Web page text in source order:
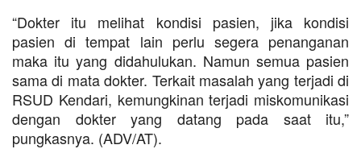
“Dokter itu melihat kondisi pasien, jika kondisi
pasien di tempat lain perlu segera penanganan
maka itu yang didahulukan. Namun semua pasien
sama di mata dokter. Terkait masalah yang terjadi di
RSUD Kendari, kemungkinan terjadi miskomunikasi
dengan dokter yang datang pada saat itu,”
pungkasnya. (ADV/AT).